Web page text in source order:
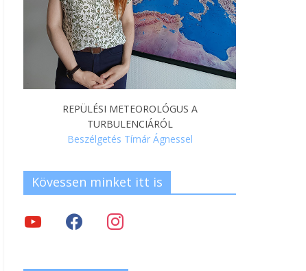
REPÜLÉSI METEOROLÓGUS A
TURBULENCIÁRÓL
Beszélgetés Tímár Ágnessel
Kövessen minket itt is